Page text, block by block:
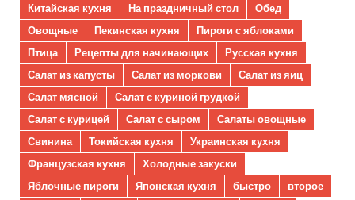
Китайская кухня
На праздничный стол
Обед
Овощные
Пекинская кухня
Пироги с яблоками
Птица
Рецепты для начинающих
Русская кухня
Салат из капусты
Салат из моркови
Салат из яиц
Салат мясной
Салат с куриной грудкой
Салат с курицей
Салат с сыром
Салаты овощные
Свинина
Токийская кухня
Украинская кухня
Французская кухня
Холодные закуски
Яблочные пироги
Японская кухня быстро
второе